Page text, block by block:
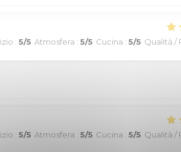
: 5/5 Atmosfera : 5/5 Cucina : 5/5 Qualità /
: 5/5 Atmosfera : 5/5 Cucina : 5/5 Qualità /